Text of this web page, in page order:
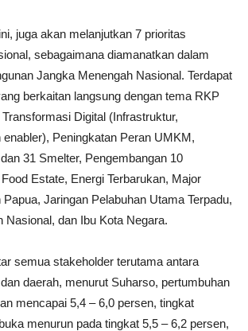
juga akan melanjutkan 7 prioritas
sebagaimana diamanatkan dalam
Jangka Menengah Nasional. Terdapat
berkaitan langsung dengan tema RKP
Digital (Infrastruktur,
enabler), Peningkatan Peran UMKM,
31 Smelter, Pengembangan 10
Estate, Energi Terbarukan, Major
Jaringan Pelabuhan Utama Terpadu,
Nasional, dan Ibu Kota Negara.
semua stakeholder terutama antara
daerah, menurut Suharso, pertumbuhan
mencapai 5,4 – 6,0 persen, tingkat
menurun pada tingkat 5,5 – 6,2 persen,